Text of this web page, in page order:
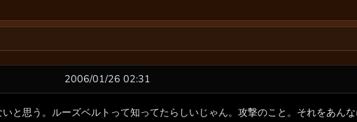
2006/01/26 02:31
と思う。ルーズベルトって知ってたらしいじゃん。攻撃のこと。それをあんな